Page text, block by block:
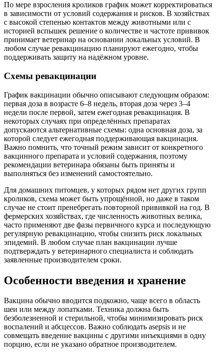
По мере взросления кроликов график может корректироваться
в зависимости от условий содержания и рисков. В хозяйствах
с высокой степенью контактов между животными или с
историей вспышек решение о количестве и частоте прививок
принимает ветеринар на основании локальных условий. В
любом случае ревакцинацию планируют ежегодно, чтобы
поддерживать защиту на надёжном уровне.
Схемы ревакцинации
График вакцинации обычно описывают следующим образом:
первая доза в возрасте 6–8 недель, вторая доза через 3–4
недели после первой, затем ежегодная ревакцинация. В
некоторых случаях при определённых препаратах
допускаются альтернативные схемы: одна основная доза, за
которой следует ежегодная поддерживающая вакцинация.
Важно помнить, что точный режим зависит от конкретного
вакцинного препарата и условий содержания, поэтому
рекомендации ветеринара обязаны быть приняты и
выполняться без изменений самостоятельно.
Для домашних питомцев, у которых рядом нет других групп
кроликов, схема может быть упрощённой, но даже в таком
случае не стоит пренебрегать повторной прививкой на год. В
фермерских хозяйствах, где численность животных велика,
часто применяют две фазы первичного курса и последующую
регулярную ревакцинацию, чтобы снизить риск локальных
эпидемий. В любом случае план вакцинации лучше
подтверждать у ветеринарного специалиста и соблюдать
заявленные производителем сроки.
Особенности введения и хранение
Вакцина обычно вводится подкожно, чаще всего в область
шеи или между лопатками. Техника должна быть
безболезненной и стерильной, чтобы минимизировать риск
воспалений и абсцессов. Важно соблюдать asepsis и не
совмещать введение вакцины с другими инъекциями в одну
порцию, если не указано обратное производителем.